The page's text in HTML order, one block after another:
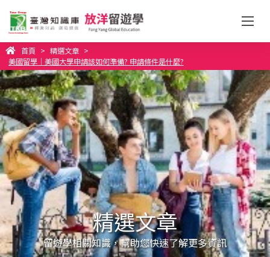
首頁 > 精選文章 >
美國留學｜美國大學申請該如何準備? 申請條件是什麼?
精選文章
留遊學相關知識，幫助您快速了解更多資訊